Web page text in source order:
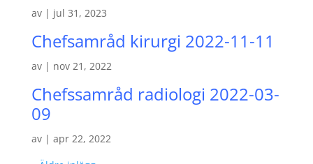
av | jul 31, 2023
Chefsamråd kirurgi 2022-11-11
av | nov 21, 2022
Chefssamråd radiologi 2022-03-
09
av | apr 22, 2022